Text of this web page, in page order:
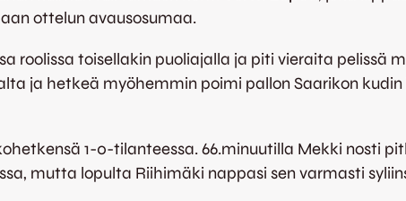
ottelun avausosumaa.
roolissa toisellakin puoliajalla ja piti vieraita pelissä
ja hetkeä myöhemmin poimi pallon Saarikon
1-0-tilanteessa. 66.minuutilla Mekki
mutta lopulta Riihimäki nappasi sen varmasti